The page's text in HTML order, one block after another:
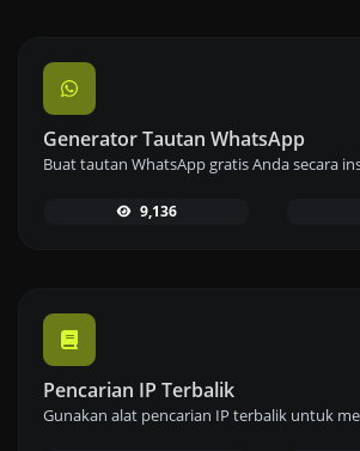
Generator Tautan WhatsApp
9,136
Pencarian IP Terbalik